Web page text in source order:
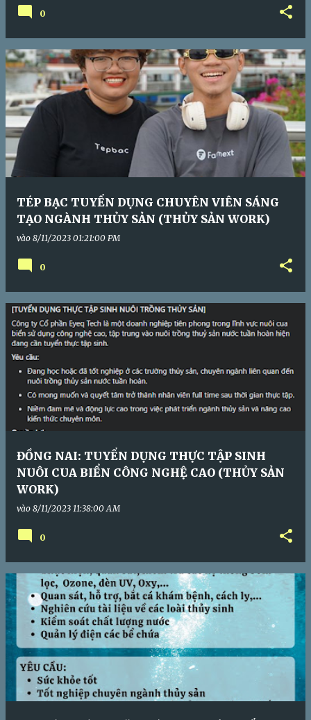
0
TÉP BẠC TUYỂN DỤNG CHUYÊN VIÊN SÁNG
TẠO NGÀNH THỦY SẢN (THỦY SẢN WORK)
vào 8/11/2023 01:21:00 PM
0
ĐỒNG NAI: TUYỂN DỤNG THỰC TẬP SINH
NUÔI CUA BIỂN CÔNG NGHỆ CAO (THỦY SẢN
WORK)
vào 8/11/2023 11:38:00 AM
0